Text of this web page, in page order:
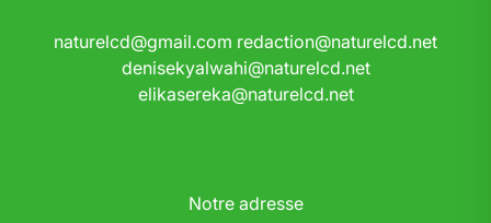
naturelcd@gmail.com redaction@naturelcd.net
denisekyalwahi@naturelcd.net
elikasereka@naturelcd.net
Notre adresse